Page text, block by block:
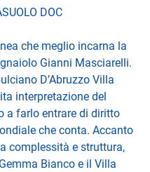
DOC
che meglio incarna la
Gianni Masciarelli.
D’Abruzzo Villa
interpretazione del
a farlo entrare di diritto
che conta. Accanto
complessità e struttura,
Bianco e il Villa